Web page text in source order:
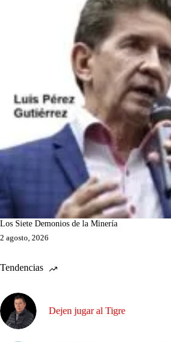
Los Siete Demonios de la Minería
2 agosto, 2026
Tendencias
Dejen jugar al Tigre